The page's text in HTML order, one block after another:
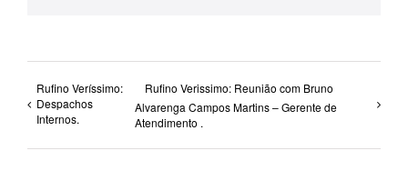
Rufino Veríssimo:
Despachos
Internos.
Rufino Verissimo: Reunião com Bruno
Alvarenga Campos Martins – Gerente de
Atendimento .